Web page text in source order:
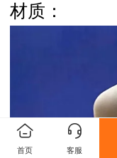
材质：
首页 客服